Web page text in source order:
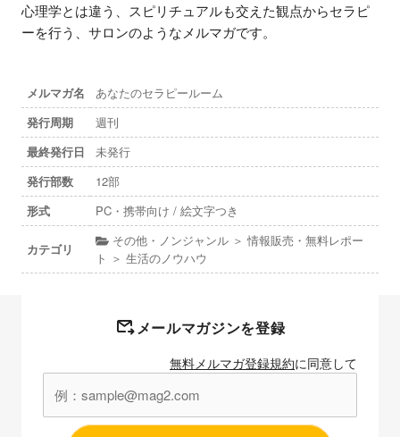
心理学とは違う、スピリチュアルも交えた観点からセラピ
ーを行う、サロンのようなメルマガです。
メルマガ名
あなたのセラピールーム
発行周期
週刊
最終発行日
未発行
発行部数
12部
形式
PC・携帯向け / 絵文字つき
カテゴリ
その他・ノンジャンル ＞ 情報販売・無料レポー
ト ＞ 生活のノウハウ
メールマガジンを登録
無料メルマガ登録規約に同意して